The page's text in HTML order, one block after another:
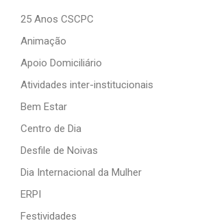
25 Anos CSCPC
Animação
Apoio Domiciliário
Atividades inter-institucionais
Bem Estar
Centro de Dia
Desfile de Noivas
Dia Internacional da Mulher
ERPI
Festividades